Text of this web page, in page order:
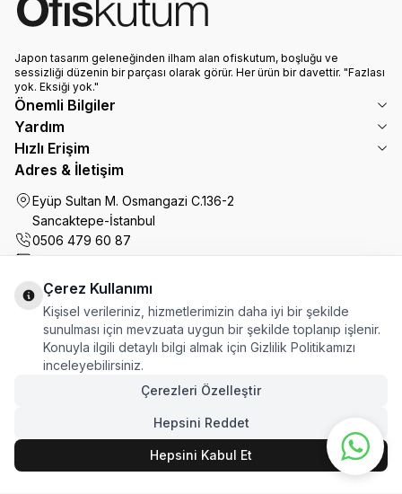
Japon tasarım geleneğinden ilham alan ofiskutum, boşluğu ve
sessizliği düzenin bir parçası olarak görür. Her ürün bir davettir. "Fazlası
yok. Eksiği yok."
Önemli Bilgiler
Yardım
Hızlı Erişim
Adres & İletişim
Eyüp Sultan M. Osmangazi C.136-2
Sancaktepe-İstanbul
0506 479 60 87
info@ofiskutum.com
Ofiskutum You Tube
Ofiskutum Instagram
Çerez Kullanımı
Kişisel verileriniz, hizmetlerimizin daha iyi bir şekilde
sunulması için mevzuata uygun bir şekilde toplanıp işlenir.
Konuyla ilgili detaylı bilgi almak için Gizlilik Politikamızı
inceleyebilirsiniz.
Çerezleri Özelleştir
Hepsini Reddet
Hepsini Kabul Et